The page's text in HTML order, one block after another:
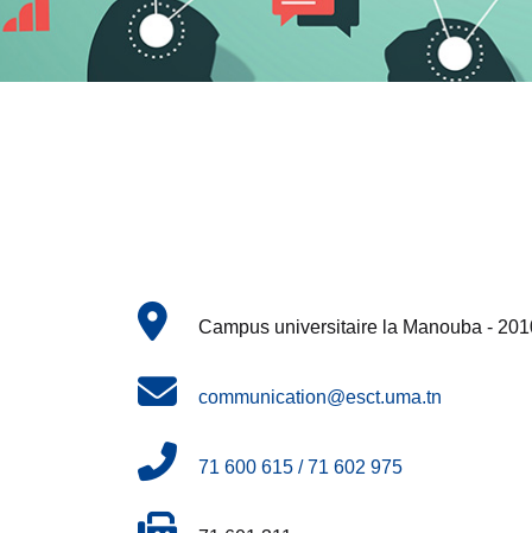
Campus universitaire la Manouba -
communication@esct.uma.tn
71 600 615 / 71 602 975